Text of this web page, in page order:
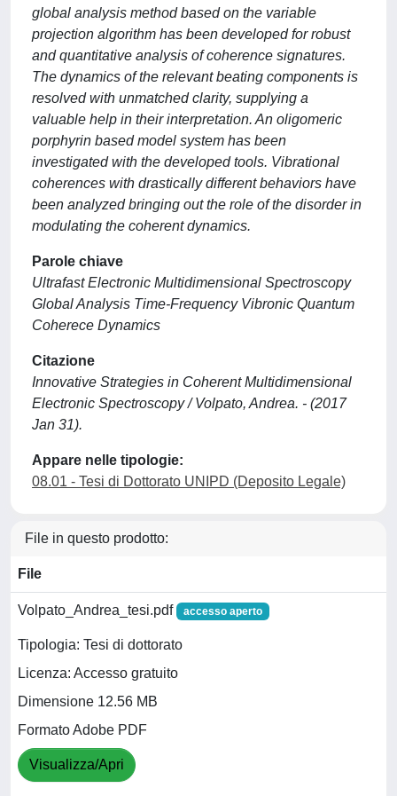
global analysis method based on the variable
projection algorithm has been developed for robust
and quantitative analysis of coherence signatures.
The dynamics of the relevant beating components is
resolved with unmatched clarity, supplying a
valuable help in their interpretation. An oligomeric
porphyrin based model system has been
investigated with the developed tools. Vibrational
coherences with drastically different behaviors have
been analyzed bringing out the role of the disorder in
modulating the coherent dynamics.
Parole chiave
Ultrafast Electronic Multidimensional Spectroscopy
Global Analysis Time-Frequency Vibronic Quantum
Coherece Dynamics
Citazione
Innovative Strategies in Coherent Multidimensional
Electronic Spectroscopy / Volpato, Andrea. - (2017
Jan 31).
Appare nelle tipologie:
08.01 - Tesi di Dottorato UNIPD (Deposito Legale)
File in questo prodotto:
File
Volpato_Andrea_tesi.pdf accesso aperto
Tipologia: Tesi di dottorato
Licenza: Accesso gratuito
Dimensione 12.56 MB
Formato Adobe PDF
Visualizza/Apri